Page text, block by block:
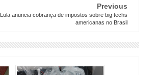
Previous
Lula anuncia cobrança de impostos sobre big techs
americanas no Brasil